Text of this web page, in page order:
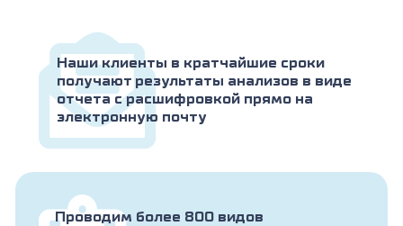
Наши клиенты в кратчайшие сроки
получают результаты анализов в виде
отчета с расшифровкой прямо на
электронную почту
Проводим более 800 видов